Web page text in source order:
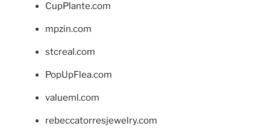
CupPlante.com
mpzin.com
stcreal.com
PopUpFlea.com
valueml.com
rebeccatorresjewelry.com